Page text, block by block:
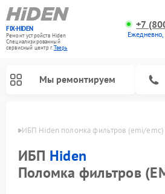
FIX-HIDEN
Ремонт устройств Hiden
Специализированный
cервисный центр г.Тверь
+7
Мы ремонтируем
ИБП Hiden поломка фильтров (emi/emc)
ИБП Hiden
Поломка фильтров